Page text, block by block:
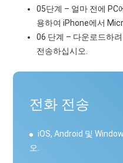
05단계 – 얼마 전에 PC
용하여 iPhone에서
06 단계 – 다운로드하
전송하십시오.
전화 전송
iOS, Android 및
오.